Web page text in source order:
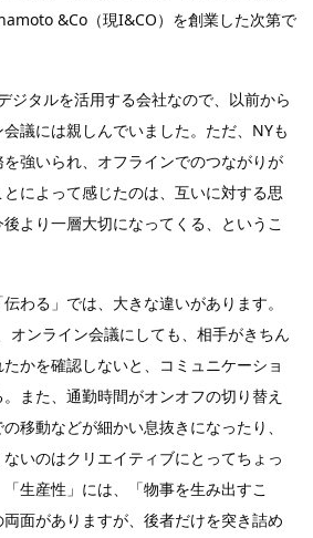
&Co（現I&CO）を創業した次第で
ジタルを活用する会社なので、以前から
議には親しんでいました。ただ、NYも
強いられ、オフラインでのつながりが
によって感じたのは、互いに対する思
より一層大切になってくる、というこ
わる」では、大きな違いがあります。
オンライン会議にしても、相手がきちん
かを確認しないと、コミュニケーショ
また、通勤時間がオンオフの切り替え
移動などが細かい息抜きになったり、
いのはクリエイティブにとってちょっ
生産性」には、「物事を生み出すこ
面がありますが、後者だけを突き詰め